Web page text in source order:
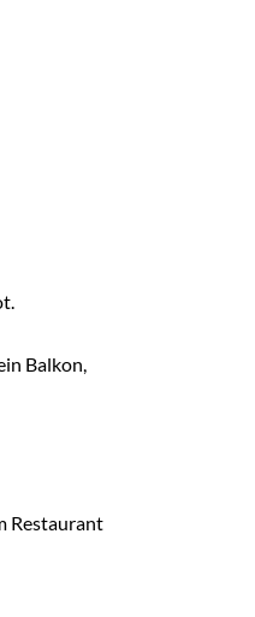
Balkon,
Restaurant